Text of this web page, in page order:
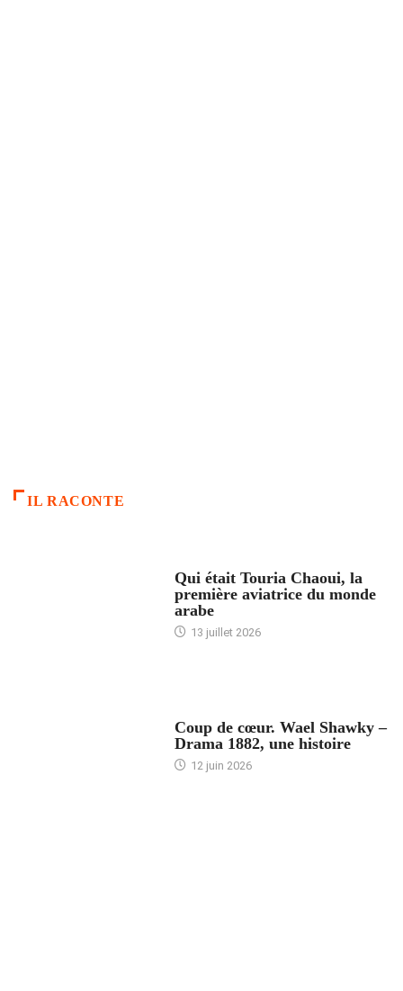
IL RACONTE
Qui était Touria Chaoui, la
première aviatrice du monde
arabe
13 juillet 2026
Coup de cœur. Wael Shawky –
Drama 1882, une histoire
12 juin 2026